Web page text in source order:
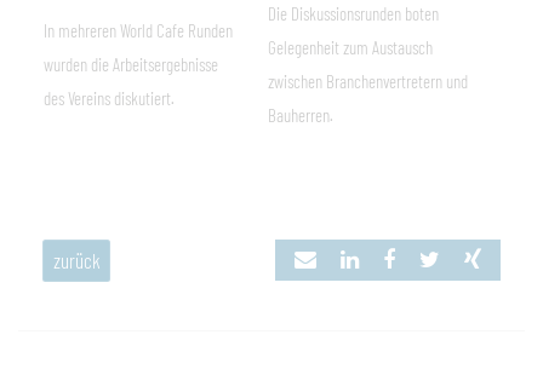
In mehreren World Cafe Runden
wurden die Arbeitsergebnisse
des Vereins diskutiert.
Die Diskussionsrunden boten
Gelegenheit zum Austausch
zwischen Branchenvertretern und
Bauherren.
zurück